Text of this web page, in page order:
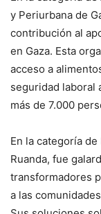
y Periurbana de
contribución al
en Gaza. Esta
acceso a
seguridad laboral
más de 7.000
En la categoría
Ruanda, fue
transformadores
a las